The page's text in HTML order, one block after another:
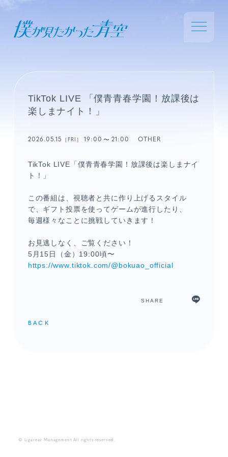
TikTok LIVE 「僕青青春学園！放課後は
楽しまナイト！」
2026.05.15 ［FRI］19:00 21:00 OTHER
TikTok LIVE「僕青青春学園！放課後は楽しまナイ
ト！」
この番組は、視聴者と共に作り上げるスタイル
で、ギフト投票を使ってゲームが進行したり、
毎週様々なことに挑戦していきます！
お見逃しなく、ご覧ください！
5月15日（金）19:00頃〜
https://www.tiktok.com/@bokuao_official
SHARE
BACK
© Ligareaz Management All rights reserved.